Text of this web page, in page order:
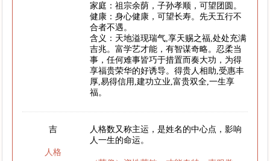
家庭：祖宗余荫，子孙孝顺，可望团圆。
健康：身心健康，可望长寿。先天五行不
合者不遇。
含义：天地溢现瑞气,享天赐之福,处处充满
吉兆。富学艺才能，有智谋奇略。忍柔当
事，任何难事皆巧于措置而奏大功，为得
享福贵荣华的好诱导。得贵人相助,受惠丰
厚,易得信用,建功立业,富贵双全,一生享
福。
吉
人格
人格数又称主运，是姓名的中心点，影响
人一生的命运。